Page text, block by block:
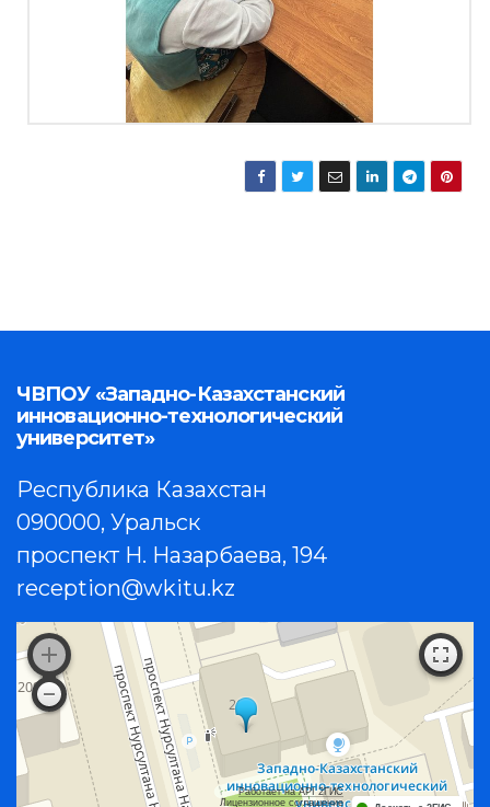
ЧВПОУ «Западно-Казахстанский
инновационно-технологический
университет»
Республика Казахстан
090000, Уральск
проспект Н. Назарбаева, 194
reception@wkitu.kz
Работает на API 2ГИС
Лицензионное соглашение